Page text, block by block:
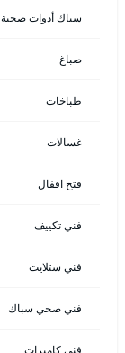
سباك أدوات صحية
صباغ
طباخات
غسالات
فتح اقفال
فني تكييف
فني ستلايت
فني صحي سباك